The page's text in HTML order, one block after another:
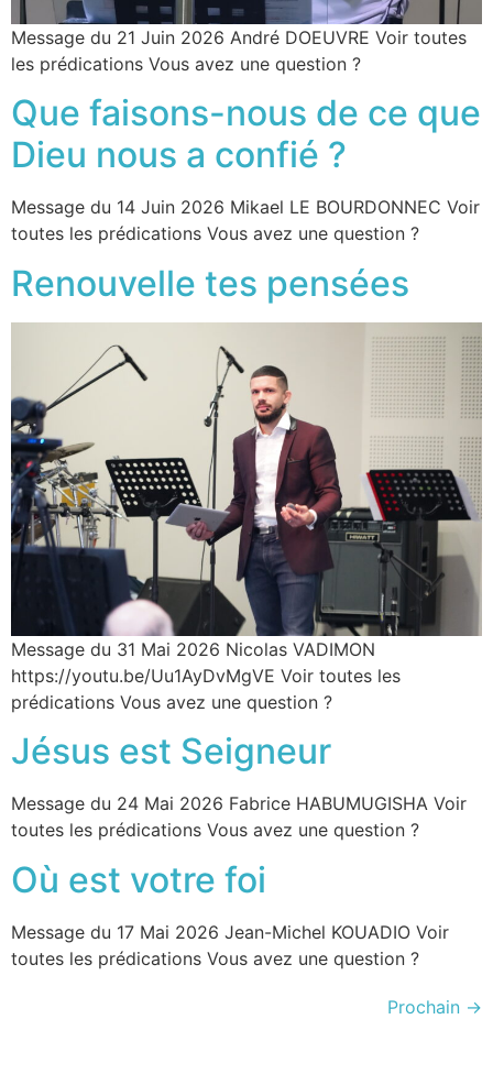
Message du 21 Juin 2026 André DOEUVRE Voir toutes
les prédications Vous avez une question ?
Que faisons-nous de ce que
Dieu nous a confié ?
Message du 14 Juin 2026 Mikael LE BOURDONNEC Voir
toutes les prédications Vous avez une question ?
Renouvelle tes pensées
Message du 31 Mai 2026 Nicolas VADIMON
https://youtu.be/Uu1AyDvMgVE Voir toutes les
prédications Vous avez une question ?
Jésus est Seigneur
Message du 24 Mai 2026 Fabrice HABUMUGISHA Voir
toutes les prédications Vous avez une question ?
Où est votre foi
Message du 17 Mai 2026 Jean-Michel KOUADIO Voir
toutes les prédications Vous avez une question ?
Prochain →